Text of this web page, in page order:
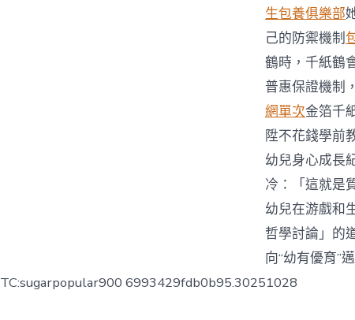
生包養俱樂部
己的防禦機制
鶴時，千紙鶴
普惠保證機制
網單次金箔千
陞不花錢學前
幼兒身心成長
冷：「這就是
幼兒在游戲和
哲學討論」的
向“幼有優育”
TC:sugarpopular900 6993429fdb0b95.30251028